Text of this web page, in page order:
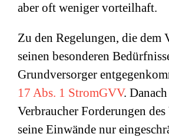
aber oft weniger vorteilhaft.
Zu den Regelungen, die dem
seinen besonderen
Grundversorger
17 Abs. 1 StromGVV.
Verbraucher Forderungen des
seine Einwände nur